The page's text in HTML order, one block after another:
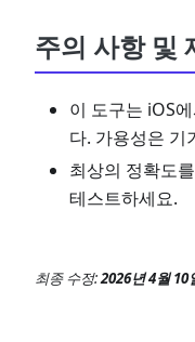
주의 사항 및
이 도구는 iOS
다. 가용성은 기
최상의 정확도
테스트하세요.
최종 수정:2026년 4월 10